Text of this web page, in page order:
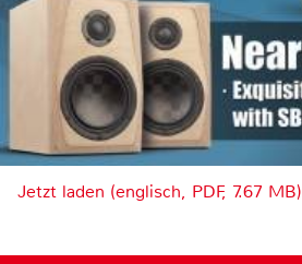
Jetzt laden (englisch, PDF, 7.67 MB)